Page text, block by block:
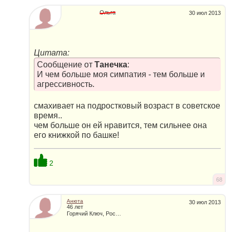
30 июл 2013
Ольга
Цитата:
Сообщение от Танечка:
И чем больше моя симпатия - тем больше и
агрессивность.
смахивает на подростковый возраст в советское
время..
чем больше он ей нравится, тем сильнее она
его книжкой по башке!
2
68
30 июл 2013
Анюта
46 лет